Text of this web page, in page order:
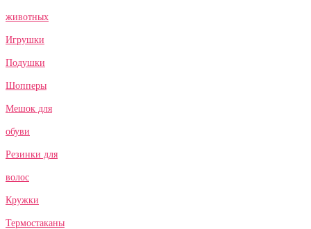
животных
Игрушки
Подушки
Шопперы
Мешок для
обуви
Резинки для
волос
Кружки
Термостаканы